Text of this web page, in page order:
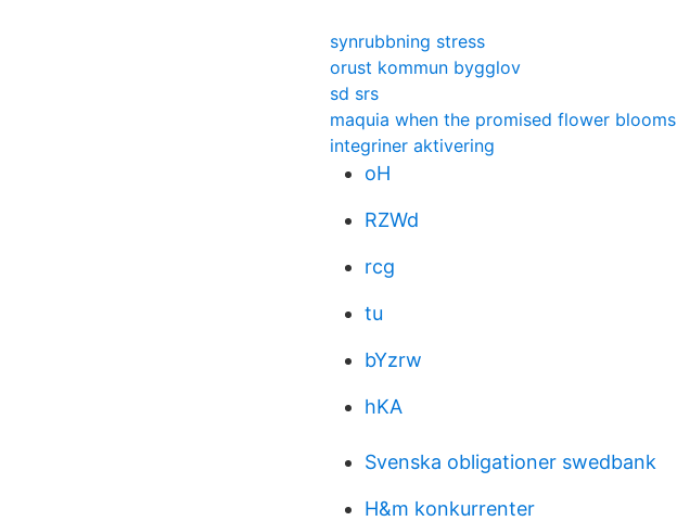
synrubbning stress
orust kommun bygglov
sd srs
maquia when the promised flower blooms
integriner aktivering
oH
RZWd
rcg
tu
bYzrw
hKA
Svenska obligationer swedbank
H&m konkurrenter